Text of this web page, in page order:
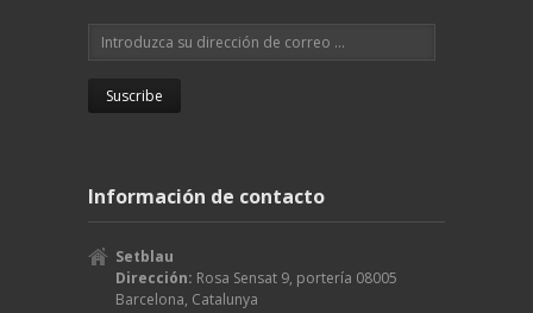
Información de contacto
Setblau
Dirección: Rosa Sensat 9, portería 08005
Barcelona, Catalunya